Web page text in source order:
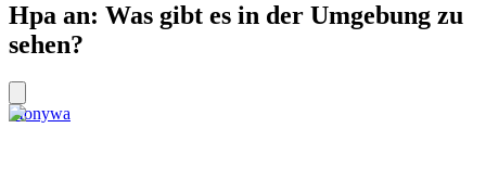
Hpa an: Was gibt es in der Umgebung zu
sehen?
Monywa